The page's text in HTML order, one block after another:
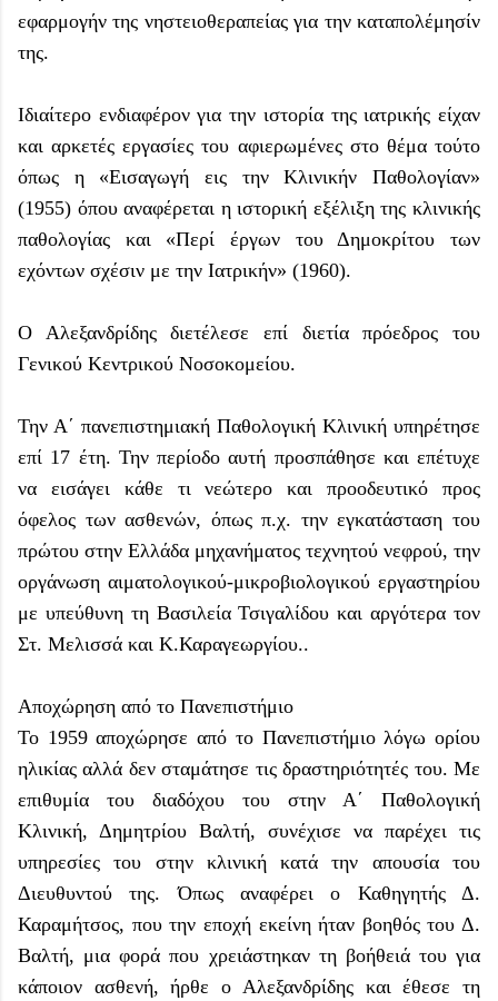
εφαρμογήν της νηστειοθεραπείας για την καταπολέμησίν
της.
Ιδιαίτερο ενδιαφέρον για την ιστορία της ιατρικής είχαν
και αρκετές εργασίες του αφιερωμένες στο θέμα τούτο
όπως η «Εισαγωγή εις την Κλινικήν Παθολογίαν»
(1955) όπου αναφέρεται η ιστορική εξέλιξη της κλινικής
παθολογίας και «Περί έργων του Δημοκρίτου των
εχόντων σχέσιν με την Ιατρικήν» (1960).
Ο Αλεξανδρίδης διετέλεσε επί διετία πρόεδρος του
Γενικού Κεντρικού Νοσοκομείου.
Την Α΄ πανεπιστημιακή Παθολογική Κλινική υπηρέτησε
επί 17 έτη. Την περίοδο αυτή προσπάθησε και επέτυχε
να εισάγει κάθε τι νεώτερο και προοδευτικό προς
όφελος των ασθενών, όπως π.χ. την εγκατάσταση του
πρώτου στην Ελλάδα μηχανήματος τεχνητού νεφρού, την
οργάνωση αιματολογικού-μικροβιολογικού εργαστηρίου
με υπεύθυνη τη Βασιλεία Τσιγαλίδου και αργότερα τον
Στ. Μελισσά και Κ.Καραγεωργίου..
Αποχώρηση από το Πανεπιστήμιο
Το 1959 αποχώρησε από το Πανεπιστήμιο λόγω ορίου
ηλικίας αλλά δεν σταμάτησε τις δραστηριότητές του. Με
επιθυμία του διαδόχου του στην Α΄ Παθολογική
Κλινική, Δημητρίου Βαλτή, συνέχισε να παρέχει τις
υπηρεσίες του στην κλινική κατά την απουσία του
Διευθυντού της. Όπως αναφέρει ο Καθηγητής Δ.
Καραμήτσος, που την εποχή εκείνη ήταν βοηθός του Δ.
Βαλτή, μια φορά που χρειάστηκαν τη βοήθειά του για
κάποιον ασθενή, ήρθε ο Αλεξανδρίδης και έθεσε τη